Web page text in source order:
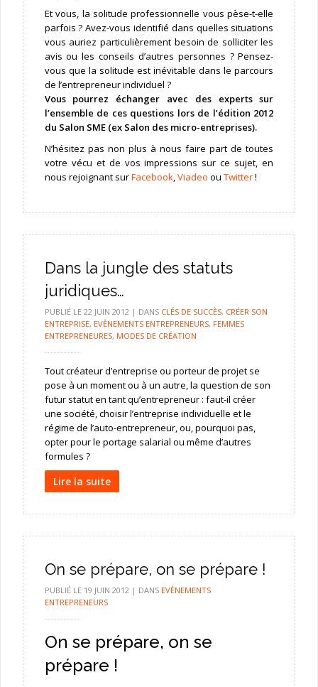
Et vous, la solitude professionnelle vous pèse-t-elle
parfois ? Avez-vous identifié dans quelles situations
vous auriez particulièrement besoin de solliciter les
avis ou les conseils d’autres personnes ? Pensez-
vous que la solitude est inévitable dans le parcours
de l’entrepreneur individuel ?
Vous pourrez échanger avec des experts sur
l’ensemble de ces questions lors de l’édition 2012
du Salon SME (ex Salon des micro-entreprises).
N’hésitez pas non plus à nous faire part de toutes
votre vécu et de vos impressions sur ce sujet, en
nous rejoignant surFacebook,Viadeo ou Twitter!
Dans la jungle des statuts
juridiques…
PUBLIÉ LE 22 JUIN 2012| DANS CLÉS DE SUCCÈS, CRÉER SON
ENTREPRISE, EVÈNEMENTS ENTREPRENEURS, FEMMES
ENTREPRENEURES, MODES DE CRÉATION
Tout créateur d’entreprise ou porteur de projet se
pose à un moment ou à un autre, la question de son
futur statut en tant qu’entrepreneur : faut-il créer
une société, choisir l’entreprise individuelle et le
régime de l’auto-entrepreneur, ou, pourquoi pas,
opter pour le portage salarial ou même d’autres
formules ?
Lire la suite
On se prépare, on se prépare !
PUBLIÉ LE 19 JUIN 2012| DANS EVÈNEMENTS
ENTREPRENEURS
On se prépare, on se
prépare !